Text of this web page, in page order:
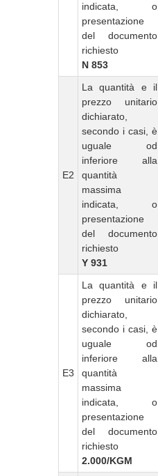
indicata, o
presentazione
del documento
richiesto
N 853
E2
La quantità e il
prezzo unitario
dichiarato,
secondo i casi, è
uguale od
inferiore alla
quantità
massima
indicata, o
presentazione
del documento
richiesto
Y 931
E3
La quantità e il
prezzo unitario
dichiarato,
secondo i casi, è
uguale od
inferiore alla
quantità
massima
indicata, o
presentazione
del documento
richiesto
2.000/KGM